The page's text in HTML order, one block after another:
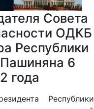
Совета
ОДКБ
Республики
6
года
Республики